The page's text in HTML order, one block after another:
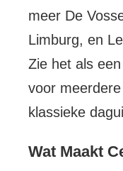
meer De
Limburg, en
Zie het als
voor
klassieke
Wat Maakt